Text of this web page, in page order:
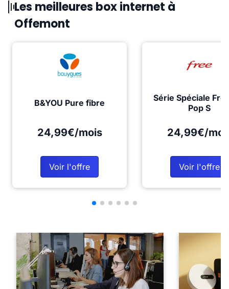
Les meilleures box internet à
Offemont
B&YOU Pure fibre
24,99€/mois
Voir l'offre
Série Spéciale
Pop S
24,99€/
Voir l'offre